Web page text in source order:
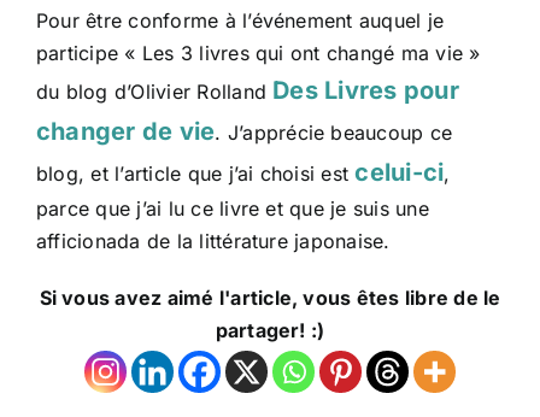
Pour être conforme à l’événement auquel je
participe « Les 3 livres qui ont changé ma vie »
du blog d’Olivier Rolland Des Livres pour
changer de vie. J’apprécie beaucoup ce
blog, et l’article que j’ai choisi estcelui-ci,
parce que j’ai lu ce livre et que je suis une
afficionada de la littérature japonaise.
Si vous avez aimé l'article, vous êtes libre de le
partager! :)